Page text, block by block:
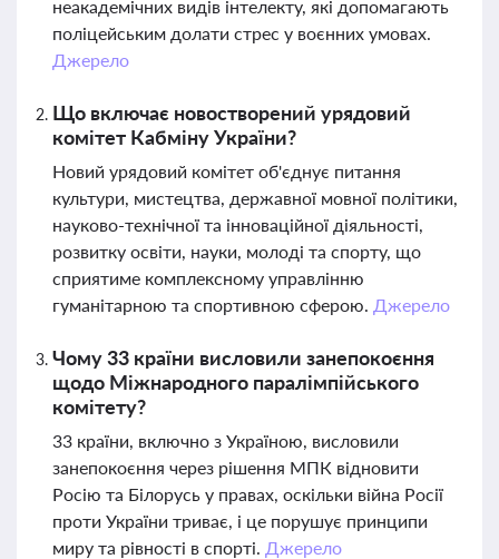
неакадемічних видів інтелекту, які допомагають
поліцейським долати стрес у воєнних умовах.
Джерело
Що включає новостворений урядовий
комітет Кабміну України?
Новий урядовий комітет об'єднує питання
культури, мистецтва, державної мовної політики,
науково-технічної та інноваційної діяльності,
розвитку освіти, науки, молоді та спорту, що
сприятиме комплексному управлінню
гуманітарною та спортивною сферою. Джерело
Чому 33 країни висловили занепокоєння
щодо Міжнародного паралімпійського
комітету?
33 країни, включно з Україною, висловили
занепокоєння через рішення МПК відновити
Росію та Білорусь у правах, оскільки війна Росії
проти України триває, і це порушує принципи
миру та рівності в спорті. Джерело